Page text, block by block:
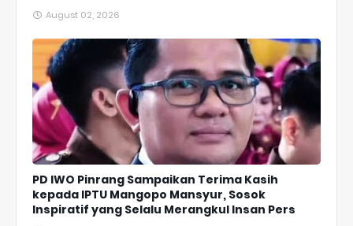
August 02, 2026
PD IWO Pinrang Sampaikan Terima Kasih
kepada IPTU Mangopo Mansyur, Sosok
Inspiratif yang Selalu Merangkul Insan Pers